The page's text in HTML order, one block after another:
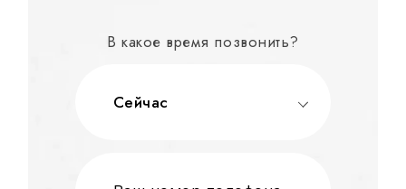
В какое время позвонить?
Сейчас